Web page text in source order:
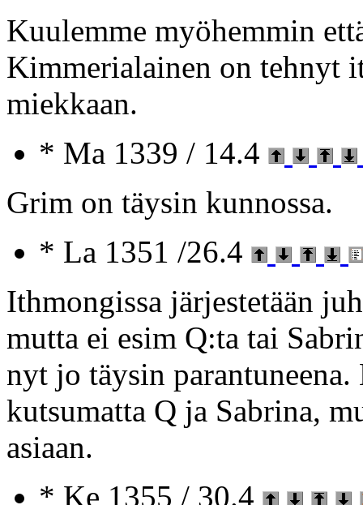
Kuulemme myöhemmin
Kimmerialainen on tehnyt
miekkaan.
* Ma 1339 / 14.4
Grim on täysin kunnossa.
* La 1351 /26.4
Ithmongissa järjestetään
mutta ei esim Q:ta tai
nyt jo täysin
kutsumatta Q ja Sabrina,
asiaan.
* Ke 1355 / 30.4